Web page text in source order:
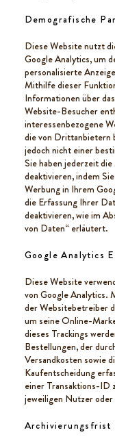
Demografische
Diese Website nutzt
Google Analytics, um
personalisierte
Mithilfe dieser
Informationen über
Website-Besucher
interessenbezogene
die von Drittanbietern
jedoch nicht einer
Sie haben jederzeit
deaktivieren, indem
Werbung in Ihrem
die Erfassung Ihrer
deaktivieren, wie im
von Daten“ erläutert.
Google Analytics
Diese Website
von Google Analytics.
der Websitebetreiber
um seine Online-
dieses Trackings
Bestellungen, der
Versandkosten sowie
Kaufentscheidung
einer Transaktions-ID
jeweiligen Nutzer
Archivierungsfrist